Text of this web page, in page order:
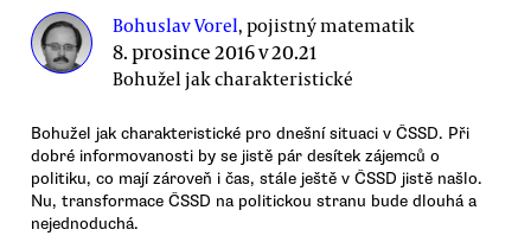
Bohuslav Vorel, pojistný matematik
8. prosince 2016 v 20.21
Bohužel jak charakteristické
Bohužel jak charakteristické pro dnešní situaci v ČSSD. Při
dobré informovanosti by se jistě pár desítek zájemců o
politiku, co mají zároveň i čas, stále ještě v ČSSD jistě našlo.
Nu, transformace ČSSD na politickou stranu bude dlouhá a
nejednoduchá.